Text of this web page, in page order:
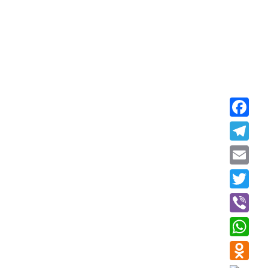
Telegram
Email
Twitter
Viber